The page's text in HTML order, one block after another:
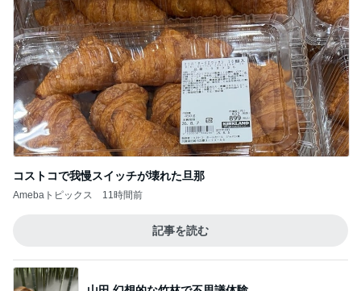
コストコで我慢スイッチが壊れた旦那
Amebaトピックス 11時間前
記事を読む